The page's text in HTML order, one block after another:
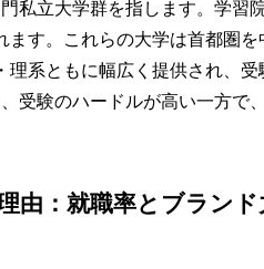
私立大学群を指します。学習
ます。これらの大学は首都圏
理系ともに幅広く提供され、
受験のハードルが高い一方で
由：就職率とブランド